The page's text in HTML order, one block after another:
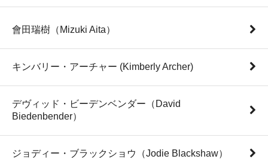
會田瑞樹（Mizuki Aita）
キンバリー・アーチャー (Kimberly Archer)
デヴィッド・ビーデンベンダー（David
Biedenbender）
ジョディー・ブラックショウ（Jodie Blackshaw）